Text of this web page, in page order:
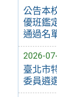
公告本
優班鑑
通過名
2026-
臺北市
委員遴